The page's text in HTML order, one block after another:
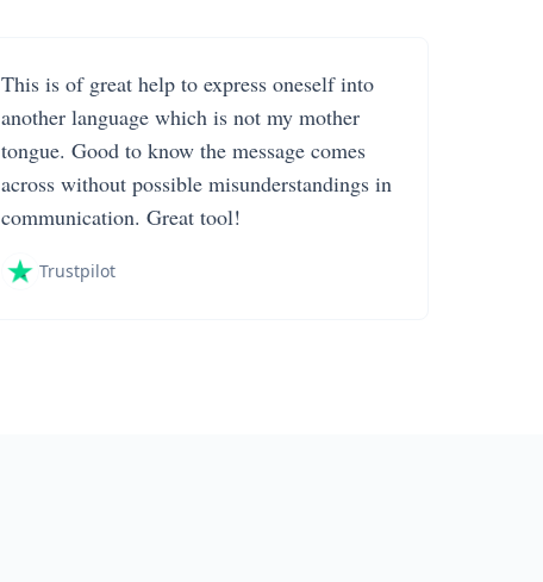
This is of great help to express oneself into
another language which is not my mother
tongue. Good to know the message comes
across without possible misunderstandings in
communication. Great tool!
Trustpilot